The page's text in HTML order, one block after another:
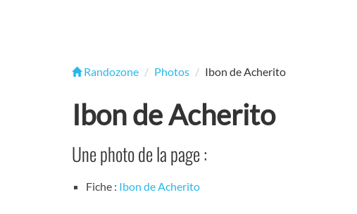
Randozone Photos Ibon de Acherito
Ibon de Acherito
Une photo de la page :
Fiche : Ibon de Acherito